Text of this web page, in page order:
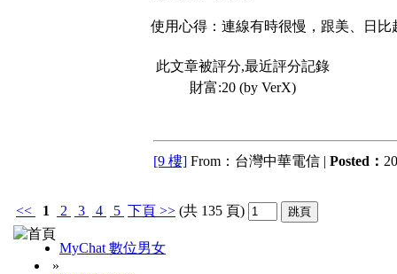
使用心得：連線有時很慢，跟美、日
此文章被評分,最近評分記錄
財富:20 (by VerX)
[9 樓] From：台灣中華電信 | Posted：
<< 1 2 3 4 5 下頁 >> (共 135 頁)
MyChat 數位男女
»